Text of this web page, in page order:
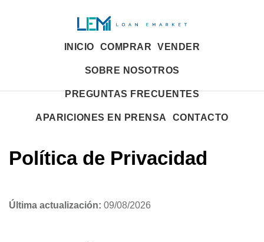
INICIO COMPRAR VENDER
SOBRE NOSOTROS
PREGUNTAS FRECUENTES
APARICIONES EN PRENSA CONTACTO
Política de Privacidad
Última actualización: 09/08/2026